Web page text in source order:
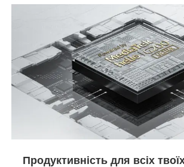
Продуктивність для всіх